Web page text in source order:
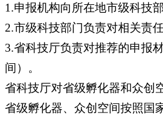
1.申报机构向所在地市级科技
2.市级科技部门负责对相关责
3.省科技厅负责对推荐的申报
间）。
省科技厅对省级孵化器和众创
省级孵化器、众创空间按照国